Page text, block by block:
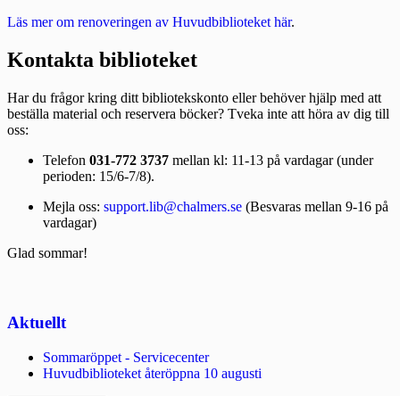
Läs mer om renoveringen av Huvudbiblioteket här.
Kontakta biblioteket
Har du frågor kring ditt bibliotekskonto eller behöver hjälp med att
beställa material och reservera böcker? Tveka inte att höra av dig till
oss:
Telefon 031-772 3737 mellan kl: 11-13 på vardagar (under
perioden: 15/6-7/8).
Mejla oss: support.lib@chalmers.se (Besvaras mellan 9-16 på
vardagar)
Glad sommar!
Aktuellt
Sommaröppet - Servicecenter
Huvudbiblioteket återöppna 10 augusti